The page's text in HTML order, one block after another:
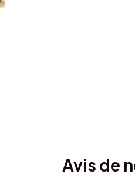
Avis de